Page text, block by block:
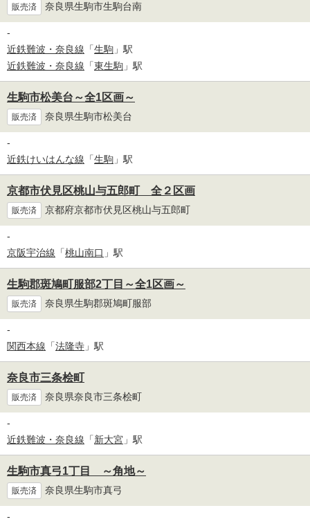
販売済 奈良県生駒市生駒台南
-
近鉄難波・奈良線 「生駒 」駅
近鉄難波・奈良線 「東生駒 」駅
生駒市松美台～全1区画～
販売済 奈良県生駒市松美台
-
近鉄けいはんな線 「生駒 」駅
京都市伏見区桃山与五郎町 全２区画
販売済 京都府京都市伏見区桃山与五郎町
-
京阪宇治線 「桃山南口 」駅
生駒郡斑鳩町服部2丁目～全1区画～
販売済 奈良県生駒郡斑鳩町服部
-
関西本線 「法隆寺 」駅
奈良市三条桧町
販売済 奈良県奈良市三条桧町
-
近鉄難波・奈良線 「新大宮 」駅
生駒市真弓1丁目 ～角地～
販売済 奈良県生駒市真弓
-